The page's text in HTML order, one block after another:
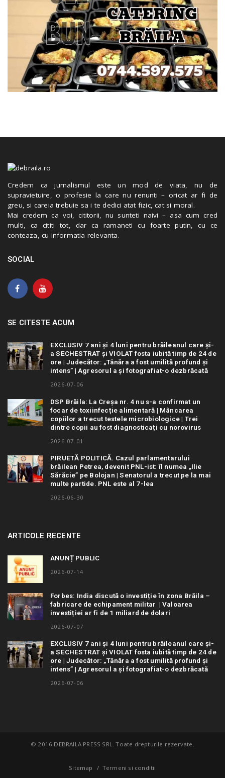
Credem ca jurnalismul este un mod de viata, nu de
supravietuire, o profesie la care nu renunti – oricat ar fi de
greu, si careia trebuie sa i te dedici atat fizic, cat si moral.
Mai credem ca voi, cititorii, nu sunteti naivi – asa cum cred
multi, ca cititi tot, dar ca ramaneti cu foarte putin, cu ce
conteaza, cu informatia relevanta.
SOCIAL
SE CITESTE ACUM
EXCLUSIV 7 ani și 4 luni pentru brăileanul care și-
a SECHESTRAT și VIOLAT fosta iubită timp de 24 de
ore | Judecător: „Tânăra a fost umilită profund și
intens” | Agresorul a și fotografiat-o dezbrăcată
2026-07-06
DSP Brăila: La Creșa nr. 4 nu s-a confirmat un
focar de toxiinfecție alimentară | Mâncarea
copiilor a trecut testele microbiologice | Trei
dintre copii au fost diagnosticați cu norovirus
2026-07-01
PIRUETĂ POLITICĂ. Cazul parlamentarului
brăilean Petrea, devenit PNL-ist: îl numea „Ilie
Sărăcie” pe Bolojan | Senatorul a trecut pe la mai
multe partide. PNL este al 7-lea
2026-06-30
ARTICOLE RECENTE
ANUNȚ PUBLIC
2026-07-14
Forbes: India discută o investiție în zona Brăila –
fabricare de echipament militar | Valoarea
investiției ar fi de 1 miliard de dolari
2026-07-07
EXCLUSIV 7 ani și 4 luni pentru brăileanul care și-
a SECHESTRAT și VIOLAT fosta iubită timp de 24 de
ore | Judecător: „Tânăra a fost umilită profund și
intens” | Agresorul a și fotografiat-o dezbrăcată
2026-07-06
© 2016 DEBRAILA PRESS SRL. Toate drepturile rezervate.
Sitemap Termeni si conditii